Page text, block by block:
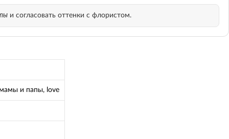
и согласовать оттенки с флористом.
и папы, love